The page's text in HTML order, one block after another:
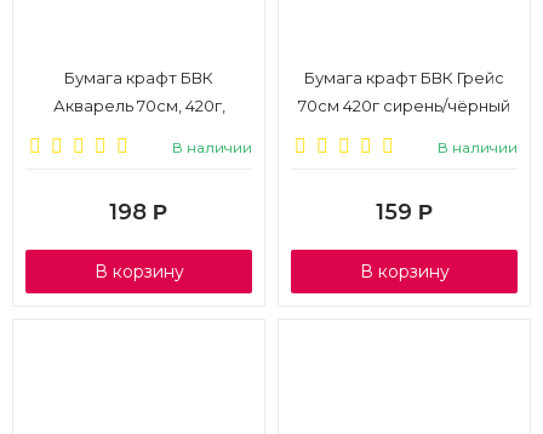
Бумага крафт БВК
Акварель 70см, 420г,
В наличии
198 Р
В корзину
Бумага крафт БВК Грейс
70см 420г сирень/чёрный
В наличии
159 Р
В корзину